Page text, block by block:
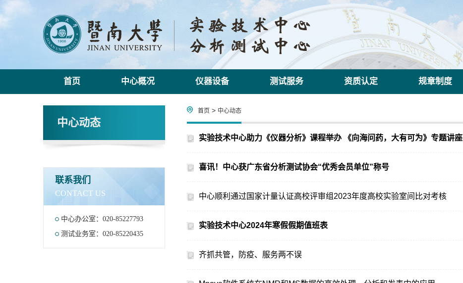
首页 中心概况 仪器设备 测试服务 资质认定 规章制度
中心动态
联系我们
CONTACT US
中心办公室：020-85227793
测试业务室：020-85220435
首页 > 中心动态
实验技术中心助力《仪器分析》课程举办 《向海问药，大有可为》专题讲座
喜讯！中心获广东省分析测试协会“优秀会员单位”称号
中心顺利通过国家计量认证高校评审组2023年度高校实验室间比对考核
实验技术中心2024年寒假假期值班表
齐抓共管，防疫、服务两不误